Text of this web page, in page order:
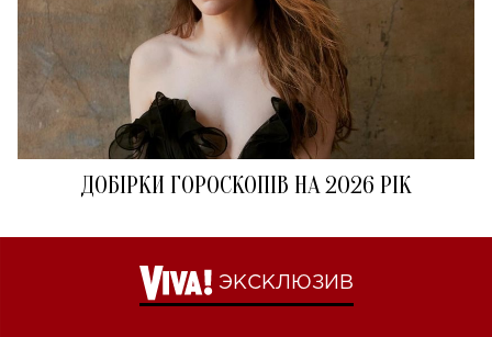
ДОБІРКИ ГОРОСКОПІВ НА 2026 РІК
ЭКСКЛЮЗИВ